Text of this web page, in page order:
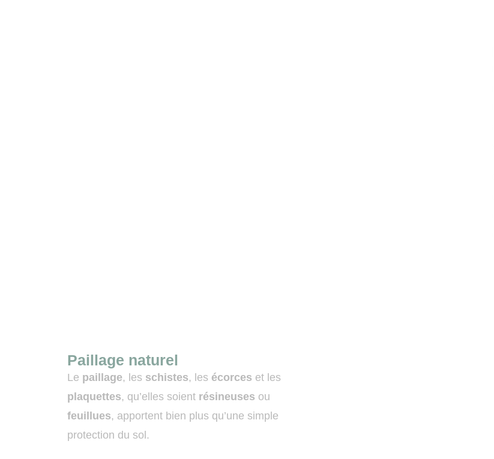
Paillage naturel
Le paillage, les schistes, les écorces et les
plaquettes, qu’elles soient résineuses ou
feuillues, apportent bien plus qu’une simple
protection du sol.